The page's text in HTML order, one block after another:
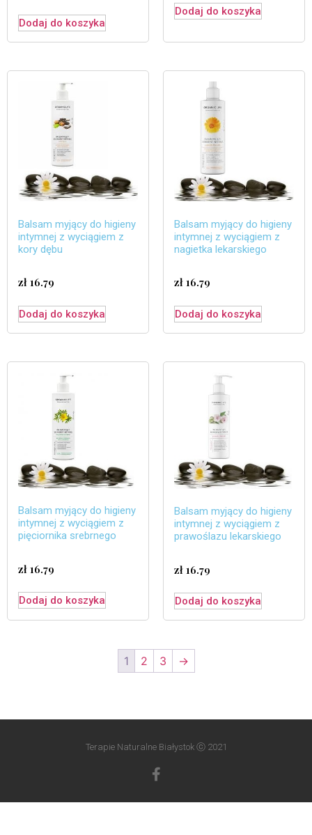
Dodaj do koszyka
Dodaj do koszyka
Balsam myjący do higieny
intymnej z wyciągiem z
kory dębu
zł 16.79
Dodaj do koszyka
Balsam myjący do higieny
intymnej z wyciągiem z
nagietka lekarskiego
zł 16.79
Dodaj do koszyka
Balsam myjący do higieny
intymnej z wyciągiem z
pięciornika srebrnego
zł 16.79
Dodaj do koszyka
Balsam myjący do higieny
intymnej z wyciągiem z
prawoślazu lekarskiego
zł 16.79
Dodaj do koszyka
1 2 3 →
Terapie Naturalne Białystok ⓒ 2021